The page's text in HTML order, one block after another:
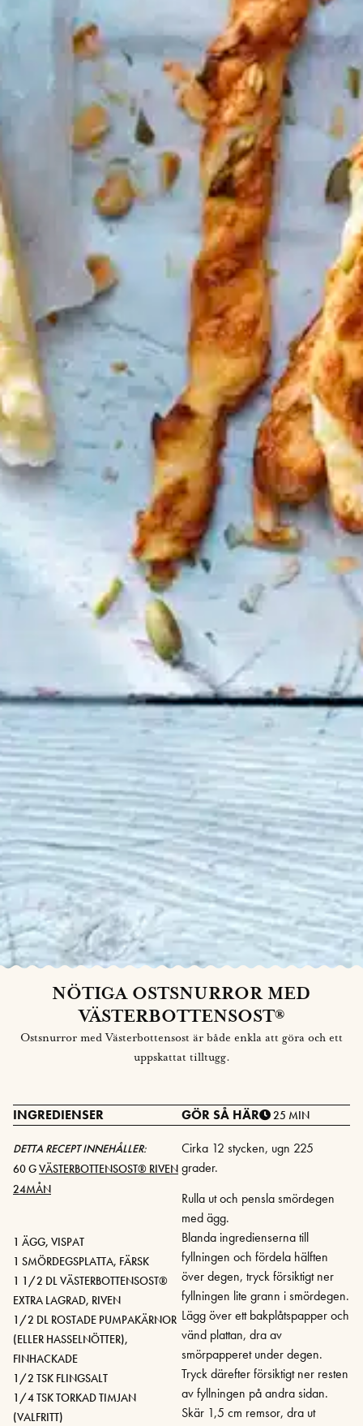
NÖTIGA OSTSNURROR MED
VÄSTERBOTTENSOST®
Ostsnurror med Västerbottensost är både enkla att göra och ett
uppskattat tilltugg.
INGREDIENSER
DETTA RECEPT INNEHÅLLER:
60 GVÄSTERBOTTENSOST® RIVEN
24MÅN
1 ÄGG, VISPAT
1 SMÖRDEGSPLATTA, FÄRSK
1 1/2 DL VÄSTERBOTTENSOST®
EXTRA LAGRAD, RIVEN
1/2 DL ROSTADE PUMPAKÄRNOR
(ELLER HASSELNÖTTER),
FINHACKADE
1/2 TSK FLINGSALT
1/4 TSK TORKAD TIMJAN
(VALFRITT)
GÖR SÅ HÄR 25 MIN
Cirka 12 stycken, ugn 225
grader.
Rulla ut och pensla smördegen
med ägg.
Blanda ingredienserna till
fyllningen och fördela hälften
över degen, tryck försiktigt ner
fyllningen lite grann i smördegen.
Lägg över ett bakplåtspapper och
vänd plattan, dra av
smörpapperet under degen.
Tryck därefter försiktigt ner resten
av fyllningen på andra sidan.
Skär 1,5 cm remsor, dra ut